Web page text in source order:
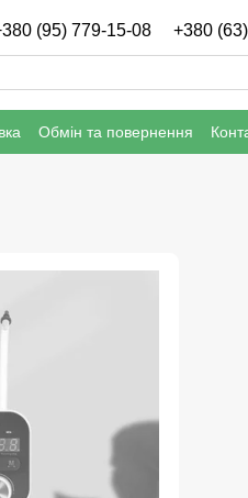
(95) 779-15-08 +380
Обмін та повернення
Гарантія